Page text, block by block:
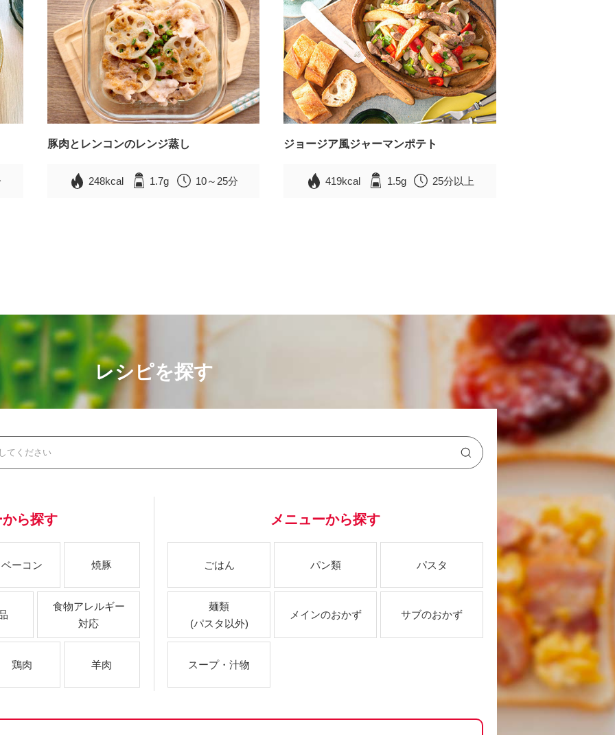
豚肉とレンコンのレンジ蒸し
248kcal 1.7g 10～25分
ジョージア風ジャーマンポテト
419kcal 1.5g 25分以上
レシピを探す
ら探す
ベーコン 焼豚
食物アレルギー
対応
鶏肉 羊肉
メニューから探す
ごはん パン類 パスタ
麺類
(パスタ以外)
メインのおかず サブのおかず
スープ・汁物